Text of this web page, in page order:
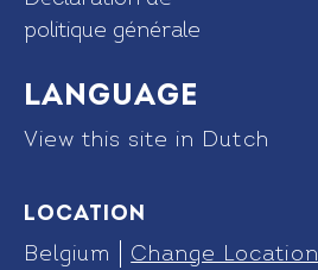
politique générale
Language
View this site in Dutch
Location
Belgium
Change Location